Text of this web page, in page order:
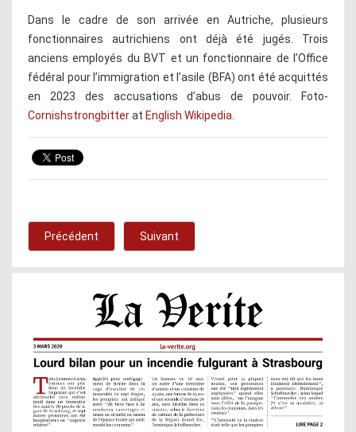
Dans le cadre de son arrivée en Autriche, plusieurs
fonctionnaires autrichiens ont déjà été jugés. Trois
anciens employés du BVT et un fonctionnaire de l’Office
fédéral pour l’immigration et l’asile (BFA) ont été acquittés
en 2023 des accusations d’abus de pouvoir. Foto-
Cornishstrongbitterat English Wikipedia
Précédent Suivant